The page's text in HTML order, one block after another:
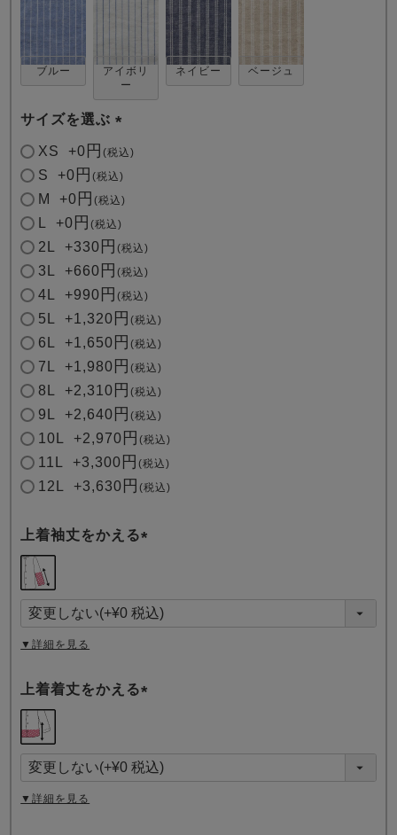
売れ筋ランキング
- Item Ranking -
すべてのデザインのパジャマ一覧はこちら
ブルー
アイボリ
ー
ネイビー ベージュ
サイズを選ぶ
(
)
XS +0 税込
S +0 税込
M +0 税込
+0 税込
2L +330 税込
3L +660 税込
4L +990 税込
5L +1,320 税込
6L +1,650 税込
7L +1,980 税込
8L +2,310 税込
9L +2,640 税込
10L +2,970 税込
11L +3,300 税込
12L +3,630 税込
上着袖丈をかえる
須
)
▼詳細を見る
上着着丈をかえる
須
)
▼詳細を見る